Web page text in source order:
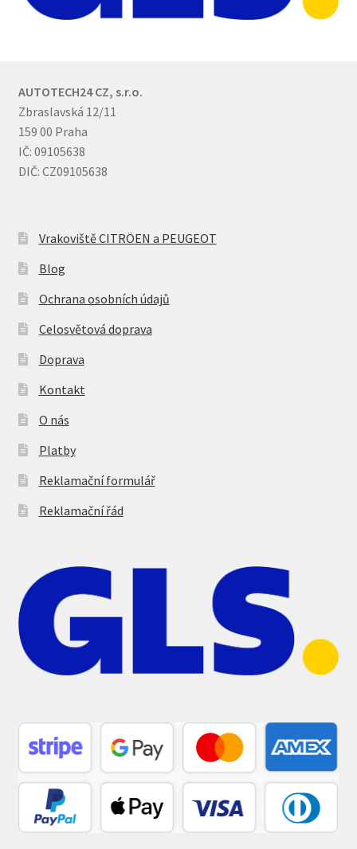
AUTOTECH24 CZ, s.r.o.
Zbraslavská 12/11
159 00 Praha
IČ: 09105638
DIČ: CZ09105638
Vrakoviště CITRÖEN a PEUGEOT
Blog
Ochrana osobních údajů
Celosvětová doprava
Doprava
Kontakt
O nás
Platby
Reklamační formulář
Reklamační řád